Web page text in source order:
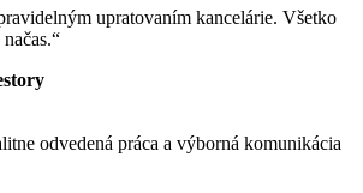
upratovaním kancelárie. Všetko
odvedená práca a výborná komunikácia